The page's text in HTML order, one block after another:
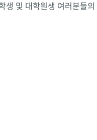
생 및 대학원생 여러분들의